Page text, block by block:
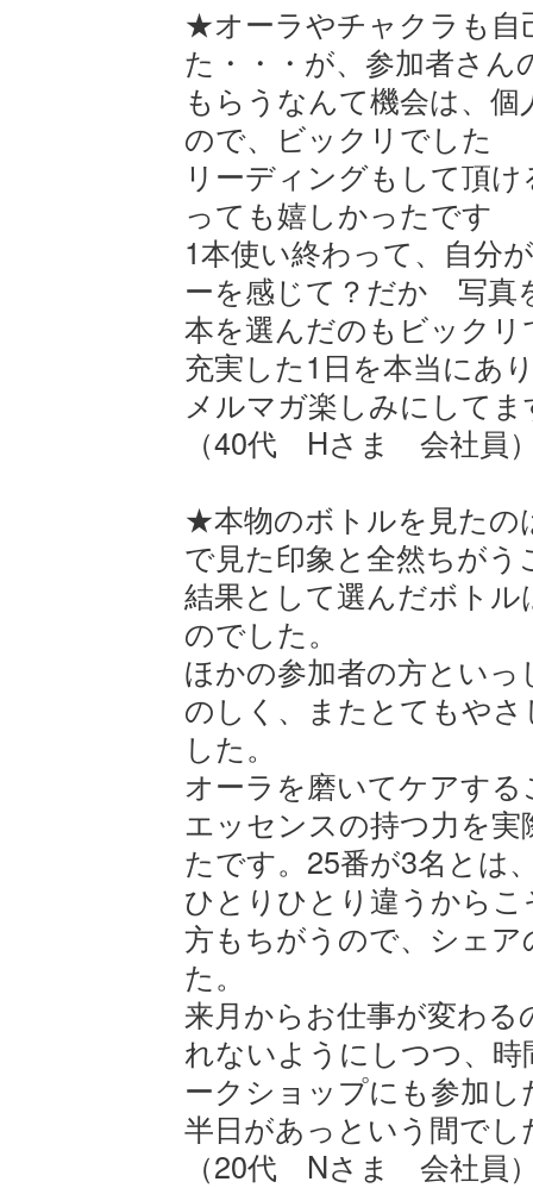
★オーラやチャクラも自
た・・・が、参加者さ
もらうなんて機会は、
ので、ビックリでした
リーディングもして頂
っても嬉しかったです
1本使い終わって、自分
ーを感じて？だか 写真
本を選んだのもビックリ
充実した1日を本当にあ
メルマガ楽しみにして
（40代 Hさま 会社員
★本物のボトルを見たの
で見た印象と全然ちが
結果として選んだボト
のでした。
ほかの参加者の方とい
のしく、またとてもや
した。
オーラを磨いてケアす
エッセンスの持つ力を
たです。25番が3名とは
ひとりひとり違うから
方もちがうので、シェ
た。
来月からお仕事が変わ
れないようにしつつ、
ークショップにも参加
半日があっという間で
（20代 Nさま 会社員